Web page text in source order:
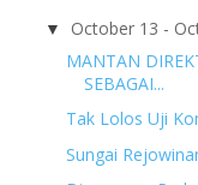
▼ October 13 -
MANTAN
SEBAGAI...
Tak Lolos Uji
Sungai